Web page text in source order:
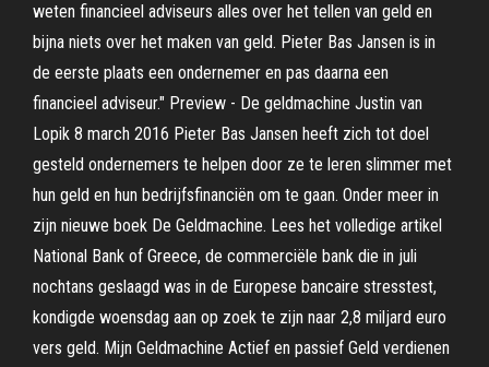
weten financieel adviseurs alles over het tellen van geld en
bijna niets over het maken van geld. Pieter Bas Jansen is in
de eerste plaats een ondernemer en pas daarna een
financieel adviseur." Preview - De geldmachine Justin van
Lopik 8 march 2016 Pieter Bas Jansen heeft zich tot doel
gesteld ondernemers te helpen door ze te leren slimmer met
hun geld en hun bedrijfsfinanciën om te gaan. Onder meer in
zijn nieuwe boek De Geldmachine. Lees het volledige artikel
National Bank of Greece, de commerciële bank die in juli
nochtans geslaagd was in de Europese bancaire stresstest,
kondigde woensdag aan op zoek te zijn naar 2,8 miljard euro
vers geld. Mijn Geldmachine Actief en passief Geld verdienen